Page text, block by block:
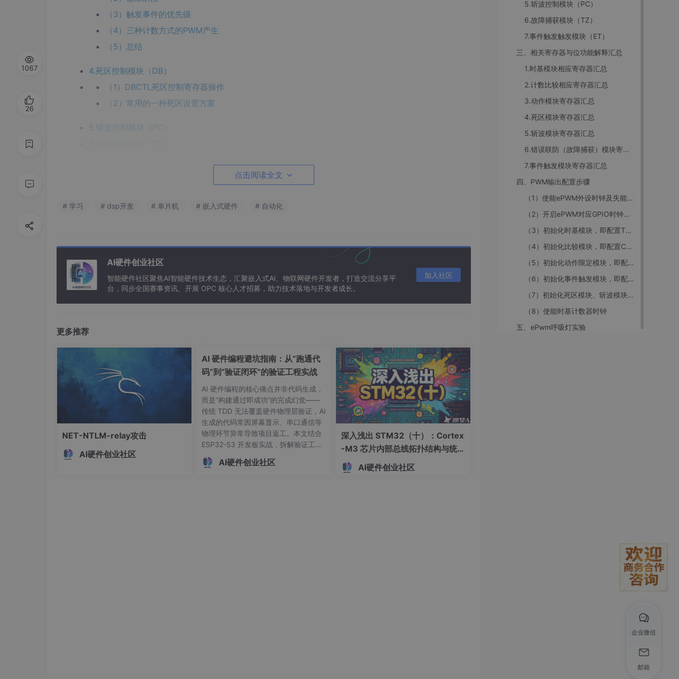
（3）触发事件的优先级
（4）三种计数方式的PWM产生
（5）总结
4.死区控制模块（DB）
（1）DBCTL死区控制寄存器操作
（2）常用的一种死区设置方案
5.斩波控制模块（PC）
2.计数比较相应寄存器汇总
3.动作模块寄存器汇总
4.死区模块寄存器汇总
（1）使能ePWM外设时钟及失能时基模块时钟
（2）开启ePWM对应GPIO时钟及初始化配置
（3）初始化时基模块，即配置TB相关寄存器值
（4）初始化比较模块，即配置CC相关寄存器值
（5）初始化动作限定模块，即配置AQ相关寄存器值
（6）初始化事件触发模块，即配置ET相关寄存器值
（7）初始化死区模块、斩波模块，即配置DB、PC相关寄存器值
点击阅读全文
# 学习 # dsp开发 # 单片机 # 嵌入式硬件 # 自动化
AI硬件创业社区
智能硬件社区聚焦AI智能硬件技术生态，汇聚嵌入式AI、物联网硬件开发者，打造交流分享平
台，同步全国赛事资讯、开展 OPC 核心人才招募，助力技术落地与开发者成长。
加入社区
更多推荐
NET-NTLM-relay攻击
AI硬件创业社区
AI 硬件编程避坑指南：从“跑通代
码”到“验证闭环”的验证工程实战
AI 硬件编程的核心痛点并非代码生成，
而是“构建通过即成功”的完成幻觉——
传统 TDD 无法覆盖硬件物理层验证，AI
生成的代码常因屏幕显示、串口通信等
物理环节异常导致项目返工。本文结合
ESP32-S3 开发板实战，拆解验证工程
的核心逻辑，提供可落地的闭环方案，
帮你避开 AI 硬件开发的 80% 收尾陷
AI硬件创业社区
深入浅出 STM32（十）：Cortex
-M3 芯片内部总线拓扑结构与统一
编址机制解析
AI硬件创业社区
1067
26
5.斩波控制模块（PC）
6.故障捕获模块（TZ）
7.事件触发触发模块（ET）
三、相关寄存器与位功能解释汇总
1.时基模块相应寄存器汇总
2.计数比较相应寄存器汇总
3.动作模块寄存器汇总
4.死区模块寄存器汇总
5.斩波模块寄存器汇总
6.错误联防（故障捕获）模块寄存器汇总
7.事件触发模块寄存器汇总
四、PWM输出配置步骤
（1）使能ePWM外设时钟及失能时基模块时钟
（2）开启ePWM对应GPIO时钟及初始化配置
（3）初始化时基模块，即配置TB相关寄存器值
（4）初始化比较模块，即配置CC相关寄存器值
（5）初始化动作限定模块，即配置AQ相关寄存器值
（6）初始化事件触发模块，即配置ET相关寄存器值
（7）初始化死区模块、斩波模块，即配置DB、PC相关寄存器值
（8）使能时基计数器时钟
五、ePwm呼吸灯实验
企业微信
邮箱